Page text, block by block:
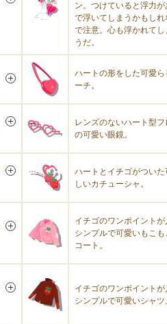
ン。つけていると浮力が
で浮いてしまうかもしれ
で注意。心も浮かれてし
うだ。
ハートの形をした可愛ら
ーチ。
レンズのないハート型フ
の可愛い眼鏡。
ハートとイチゴがついた
しいカチューシャ。
イチゴのワンポイントが
シンプルで可愛いもこも
コート。
イチゴのワンポイントが
シンプルで可愛いシャツ